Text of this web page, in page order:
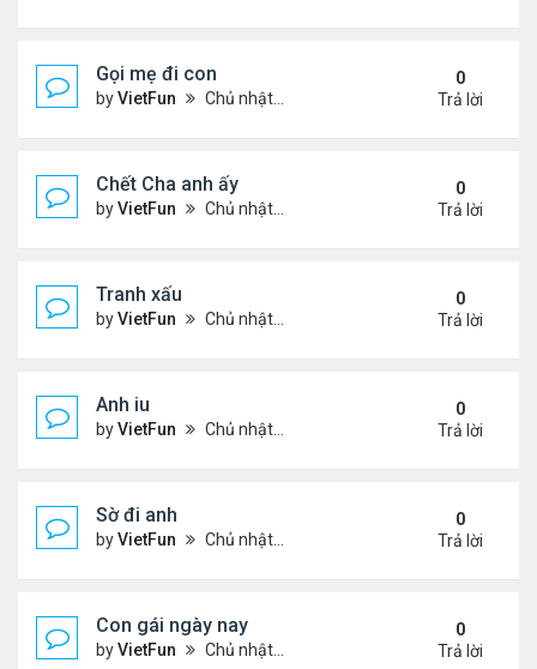
Gọi mẹ đi con
byVietFun Chủ nhật Tháng 12 12, 2021 11:22 pm
0
Trả lời
Chết Cha anh ấy
byVietFun Chủ nhật Tháng 12 12, 2021 11:21 pm
0
Trả lời
Tranh xấu
byVietFun Chủ nhật Tháng 12 12, 2021 11:18 pm
0
Trả lời
Anh iu
byVietFun Chủ nhật Tháng 12 12, 2021 11:18 pm
0
Trả lời
Sờ đi anh
byVietFun Chủ nhật Tháng 12 12, 2021 11:16 pm
0
Trả lời
Con gái ngày nay
byVietFun Chủ nhật Tháng 12 12, 2021 11:16 pm
0
Trả lời